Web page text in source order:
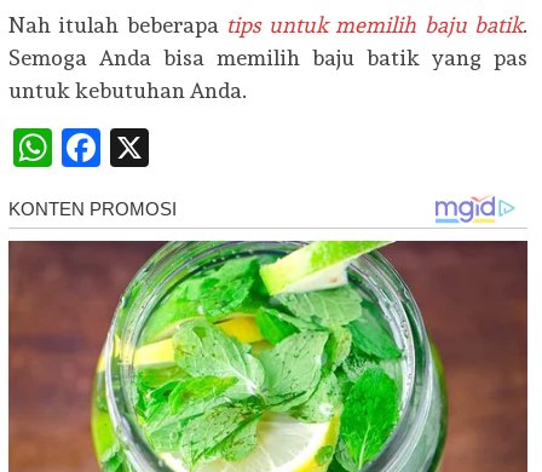
Nah itulah beberapa tips untuk memilih baju batik.
Semoga Anda bisa memilih baju batik yang pas
untuk kebutuhan Anda.
WhatsApp
Facebook